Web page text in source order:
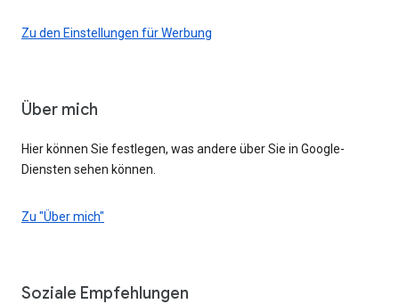
Zu den Einstellungen für Werbung
Über mich
Hier können Sie festlegen, was andere über Sie in Google-
Diensten sehen können.
Zu "Über mich"
Soziale Empfehlungen